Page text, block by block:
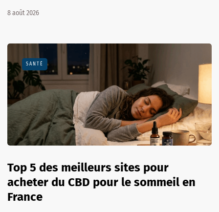
8 août 2026
SANTÉ
Top 5 des meilleurs sites pour
acheter du CBD pour le sommeil en
France